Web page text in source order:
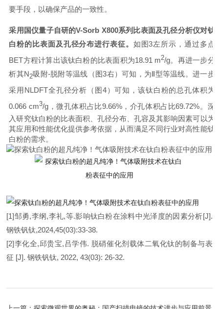
要手段，以确保产品的一致性。
采用国仪量子自研的V-Sorb X800系列比表面及孔径分析仪对钛
白粉的比表面及孔径分布进行表征。 如图3左所示，通过多点
BET方程计算出该钛白粉的比表面积为18.91 m2/g。再进一步分
析其N2吸附-脱附等温线（图3右）可知， 为Ⅱ型等温线。 进一步
采用NLDFT全孔径分析（图4）可知，该钛白粉的总孔体积为
0.066 cm3/g，微孔体积占比9.66%，介孔体积占比69.72%。 深
入研究钛白粉的比表面积、孔径分布、孔容及其影响因素可以为
其应用和性能优化提供参考依据，从而满足不同行业对高性能钛
白粉的需求。
[1]邹勇,李纲,李礼,等.影响钛白粉在涂料中光泽度的因素分析[J].
钢铁钒钛,2024,45(03):33-38.
[2]李化全,邱贵宝,吕学伟. 脱硝催化剂载体二氧化钛的制备与表
征 [J]. 钢铁钒钛, 2022, 43(03): 26-32.